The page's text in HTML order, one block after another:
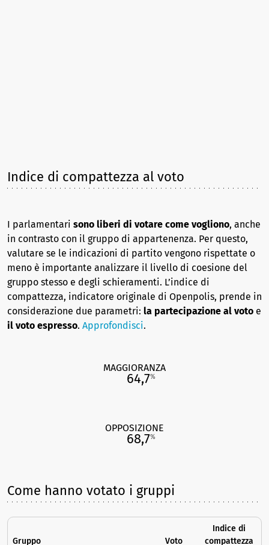
Indice di compattezza al voto
I parlamentari sono liberi di votare come vogliono, anche
in contrasto con il gruppo di appartenenza. Per questo,
valutare se le indicazioni di partito vengono rispettate o
meno è importante analizzare il livello di coesione del
gruppo stesso e degli schieramenti. L’indice di
compattezza, indicatore originale di Openpolis, prende in
considerazione due parametri: la partecipazione al voto e
il voto espresso. Approfondisci.
MAGGIORANZA
64,7%
OPPOSIZIONE
68,7%
Come hanno votato i gruppi
Gruppo Voto
Indice di
compattezza